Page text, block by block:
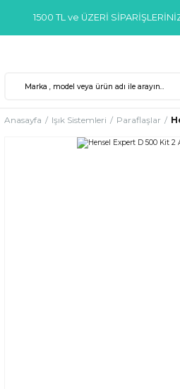
1500 TL ve ÜZERİ
Anasayfa Işık Sistemleri Paraflaşlar